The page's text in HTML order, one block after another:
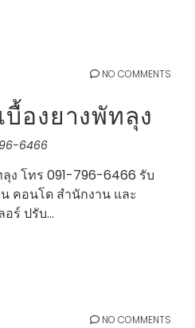
NO COMMENTS
องยางพัทลุง
6466
ง โทร 091-796-6466 รับ
คอนโด สำนักงาน และ
ร์ ปรับ…
NO COMMENTS